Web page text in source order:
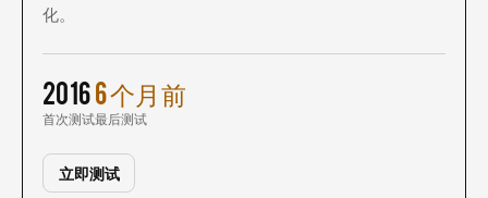
化。
2016
首次测试
6 个月前
最后测试
立即测试